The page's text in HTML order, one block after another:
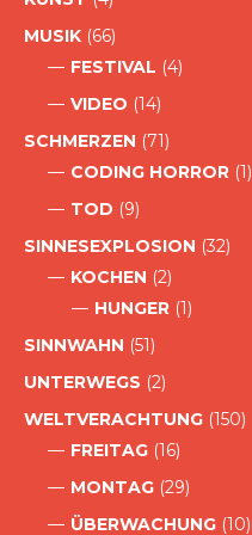
MUSIK (66)
FESTIVAL (4)
VIDEO (14)
SCHMERZEN (71)
CODING HORROR (1)
TOD (9)
SINNESEXPLOSION (32)
KOCHEN (2)
HUNGER (1)
SINNWAHN (51)
UNTERWEGS (2)
WELTVERACHTUNG (150)
FREITAG (16)
MONTAG (29)
ÜBERWACHUNG (10)